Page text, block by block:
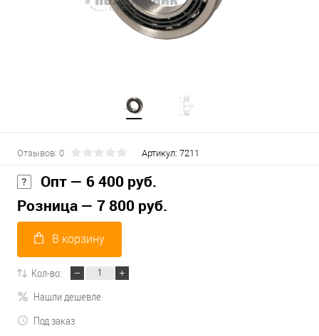
Отзывов: 0 Артикул: 7211
Опт — 6 400 руб.
Розница — 7 800 руб.
В корзину
Кол-во:
Нашли дешевле
Под заказ